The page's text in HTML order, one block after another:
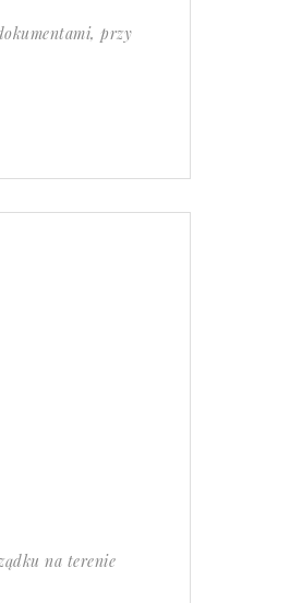
przy
na terenie